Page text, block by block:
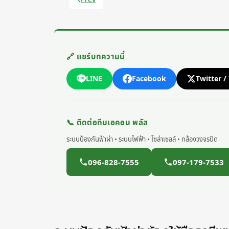
🔗 แชร์บทความนี้
LINE Facebook Twitter /
📞 ติดต่อทีมเอคอน พลัส
ระบบป้องกันฟ้าผ่า • ระบบไฟฟ้า • โซล่าเซลล์ • กล้องวงจรปิด
096-828-7555 097-179-7533